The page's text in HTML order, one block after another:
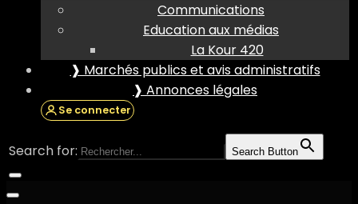
Communications
Education aux médias
La Kour 420
❱ Marchés publics et avis administratifs
❱ Annonces légales
Se connecter
Search for: Search Button